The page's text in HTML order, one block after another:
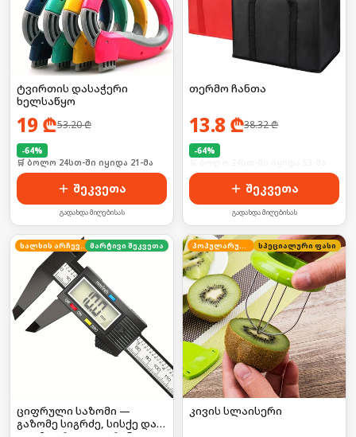
ტვირთის დასაჭერი
ხელსაწყო
19 ₾53.20₾
-64%
🛒 ბოლო 24სთ-ში იყიდა 21-მა
შეკვეთა
გადახდა მიღებისას
თერმო ჩანთა
13.8 ₾38.32₾
-64%
შეკვეთა
გადახდა მიღებისას
ხალხის არჩევანი მარტივი შეკვეთა
ციფრული საზომი —
გაზომე სიგრძე, სისქე და
პოპულარული სპეციალური ფასი
კივის სლაისერი